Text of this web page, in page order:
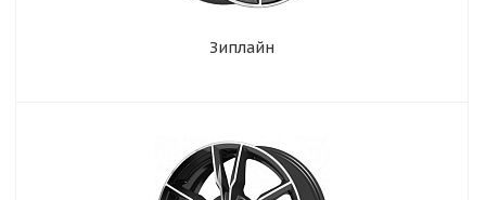
Зиплайн